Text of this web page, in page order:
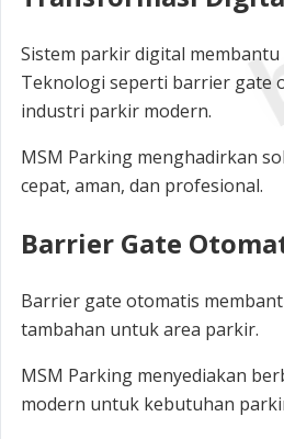
Sistem parkir digital
Teknologi seperti barrier gate
industri parkir modern.
MSM Parking menghadirkan
cepat, aman, dan profesional.
Barrier Gate
Barrier gate otomatis
tambahan untuk area parkir.
MSM Parking menyediakan
modern untuk kebutuhan